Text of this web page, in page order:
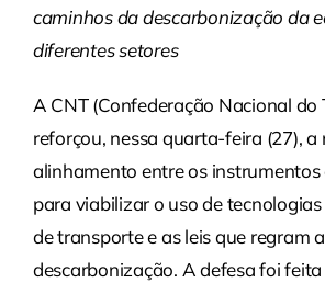
caminhos da descarbonização da
diferentes setores
A CNT (Confederação Nacional do
reforçou, nessa quarta-feira (27), a
alinhamento entre os instrumentos
para viabilizar o uso de
de transporte e as leis que regram a
descarbonização. A defesa foi